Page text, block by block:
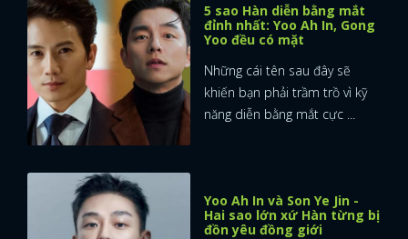
5 sao Hàn diễn bằng mắt
đỉnh nhất: Yoo Ah In, Gong
Yoo đều có mặt
Những cái tên sau đây sẽ
khiến bạn phải trầm trồ vì kỹ
năng diễn bằng mắt cực ...
Yoo Ah In và Son Ye Jin -
Hai sao lớn xứ Hàn từng bị
đồn yêu đồng giới